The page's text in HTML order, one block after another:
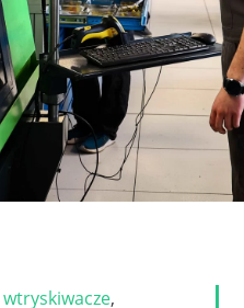
wtryskiwacze,